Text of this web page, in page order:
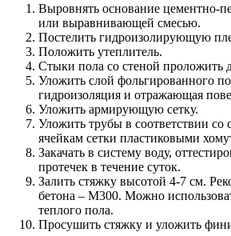
Выровнять основание цементно-
или выравнивающей смесью.
Постелить гидроизолирующую
Положить утеплитель.
Стыки пола со стеной проложить
Уложить слой фольгированного
гидроизоляция и отражающая
Уложить армирующую сетку.
Уложить трубы в соответствии со
ячейкам сетки пластиковыми
Закачать в систему воду,
протечек в течение суток.
Залить стяжку высотой 4-7 см.
бетона – М300. Можно
теплого пола.
Просушить стяжку и уложить